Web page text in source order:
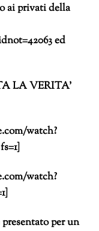
ai privati della
ed
LA VERITA’
watch?
watch?
per un